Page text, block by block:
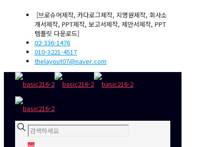
[브로슈어제작, 카다로그제작, 지명원제작, 회사소
개서제작, PPT제작, 보고서제작, 제안서제작, PPT
템플릿 다운로드]
02-336-1476
010-3221-4517
thelayout07@naver.com